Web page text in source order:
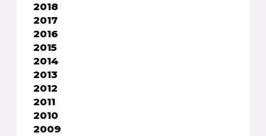
2018
2017
2016
2015
2014
2013
2012
2011
2010
2009